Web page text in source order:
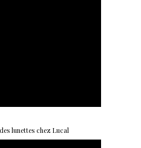
lunettes chez Lucal